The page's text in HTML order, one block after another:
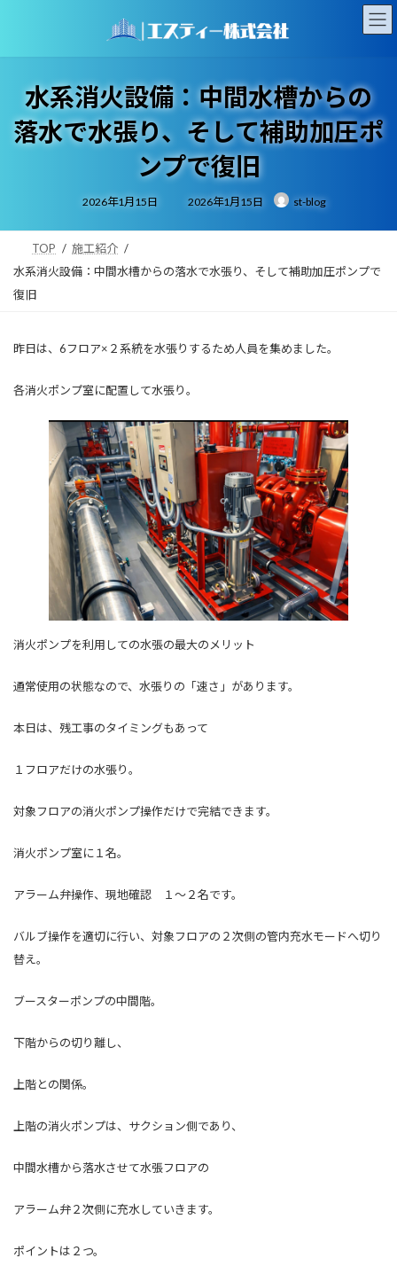
ン
ー
水系消火設備：中間水槽からの
落水で水張り、そして補助加圧ポ
ンプで復旧
2026年1月15日
終
2026年1月15日 st-blog
TOP
施工紹介
水系消火設備：中間水槽からの落水で水張り、そして補助加圧ポンプで
復旧
昨日は、6フロア×２系統を水張りするため人員を集めました。
各消火ポンプ室に配置して水張り。
消火ポンプを利用しての水張の最大のメリット
通常使用の状態なので、水張りの「速さ」があります。
本日は、残工事のタイミングもあって
１フロアだけの水張り。
対象フロアの消火ポンプ操作だけで完結できます。
消火ポンプ室に１名。
アラーム弁操作、現地確認 １～２名です。
バルブ操作を適切に行い、対象フロアの２次側の管内充水モードへ切り
替え。
ブースターポンプの中間階。
下階からの切り離し、
上階との関係。
上階の消火ポンプは、サクション側であり、
中間水槽から落水させて水張フロアの
アラーム弁２次側に充水していきます。
ポイントは２つ。